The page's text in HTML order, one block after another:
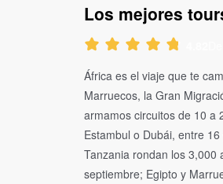
Los mejores
África es el viaje que te
Marruecos, la Gran
armamos circuitos de 10 a
Estambul o Dubái, entre
Tanzania rondan los 3,000
septiembre; Egipto y